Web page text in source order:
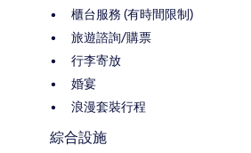
櫃台服務 (有時間限制)
旅遊諮詢/購票
行李寄放
婚宴
浪漫套裝行程
綜合設施